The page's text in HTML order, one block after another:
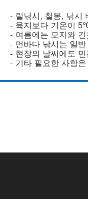
- 릴낚시, 철봉, 낚시
- 육지보다 기온이
- 여름에는 모자와
- 먼바다 낚시는 일
- 현장의 날씨에도
- 기타 필요한 사항